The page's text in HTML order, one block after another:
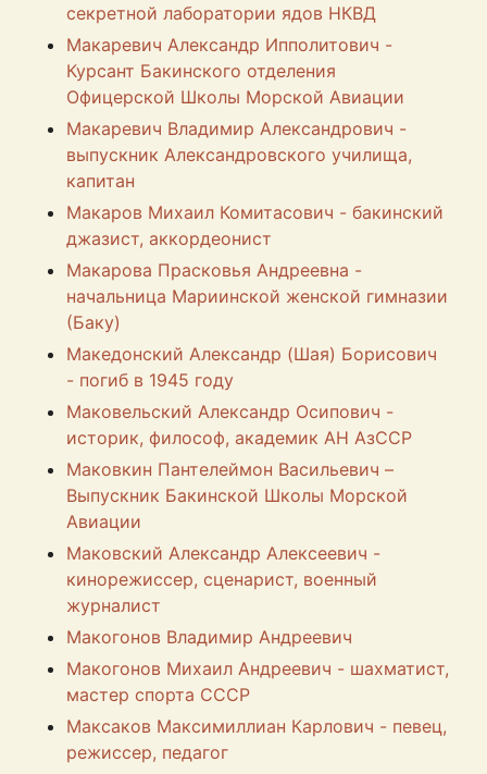
секретной лаборатории ядов НКВД
Макаревич Александр Ипполитович -
Курсант Бакинского отделения
Офицерской Школы Морской Авиации
Макаревич Владимир Александрович -
выпускник Александровского училища,
капитан
Макаров Михаил Комитасович - бакинский
джазист, аккордеонист
Макарова Прасковья Андреевна -
начальница Мариинской женской гимназии
(Баку)
Македонский Александр (Шая) Борисович
- погиб в 1945 году
Маковельский Александр Осипович -
историк, философ, академик АН АзССР
Маковкин Пантелеймон Васильевич –
Выпускник Бакинской Школы Морской
Авиации
Маковский Александр Алексеевич -
кинорежиссер, сценарист, военный
журналист
Макогонов Владимир Андреевич
Макогонов Михаил Андреевич - шахматист,
мастер спорта СССР
Максаков Максимиллиан Карлович - певец,
режиссер, педагог